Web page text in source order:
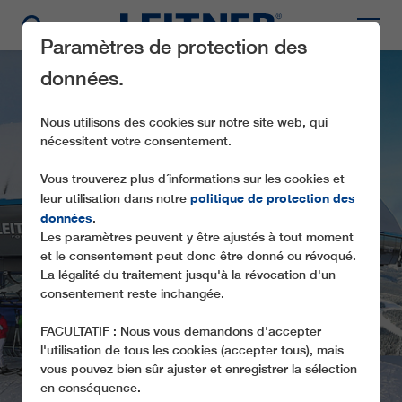
CD6C PLÁŇ
Paramètres de protection des
données.
Nous utilisons des cookies sur notre site web, qui
nécessitent votre consentement.
Vous trouverez plus d´informations sur les cookies et
leur utilisation dans notre politique de protection des
données.
Les paramètres peuvent y être ajustés à tout moment
et le consentement peut donc être donné ou révoqué.
La légalité du traitement jusqu'à la révocation d'un
consentement reste inchangée.
FACULTATIF : Nous vous demandons d'accepter
l'utilisation de tous les cookies (accepter tous), mais
vous pouvez bien sûr ajuster et enregistrer la sélection
en conséquence.